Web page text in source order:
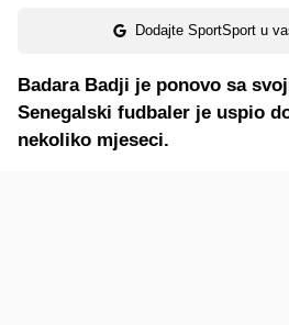
Dodajte SportSport u
Badara Badji je ponovo sa
Senegalski fudbaler je uspio
nekoliko mjeseci.